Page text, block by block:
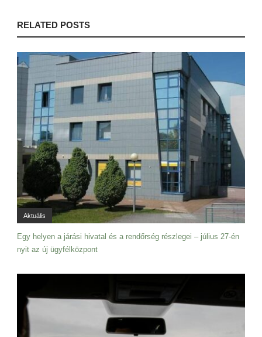
RELATED POSTS
Aktuális
Egy helyen a járási hivatal és a rendőrség részlegei – július 27-én
nyit az új ügyfélközpont